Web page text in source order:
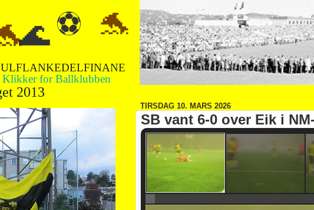
TIRSDAG 10. MARS 2026
SB vant 6-0 over Eik i
⚽
🌊 🐬
Klikker for Ballklubben
2013